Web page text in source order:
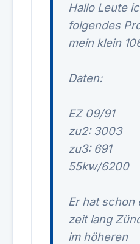
Hallo Leute
folgendes
mein klein
Daten:
EZ 09/91
zu2: 3003
zu3: 691
55kw/6200
Er hat schon
zeit lang
im höheren